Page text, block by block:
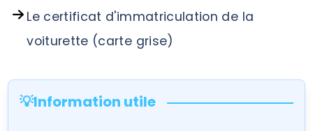
Le certificat d'immatriculation de la
voiturette (carte grise)
💡Information utile